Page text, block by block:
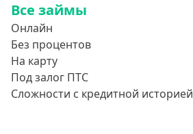
Все займы
Онлайн
Без процентов
На карту
Под залог ПТС
Сложности с кредитной историей